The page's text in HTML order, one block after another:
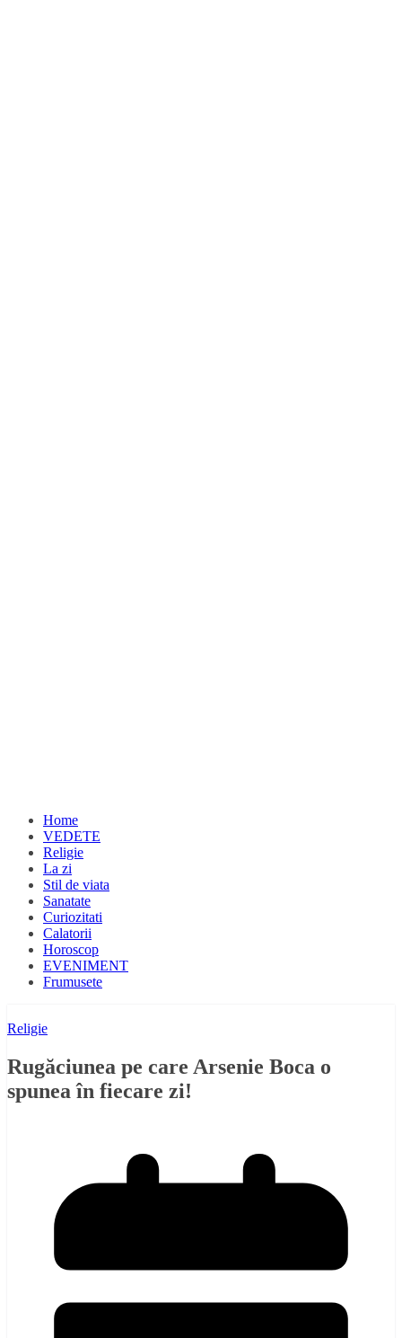
Home
VEDETE
Religie
La zi
Stil de viata
Sanatate
Curiozitati
Calatorii
Horoscop
EVENIMENT
Frumusete
Religie
Rugăciunea pe care Arsenie Boca o
spunea în fiecare zi!